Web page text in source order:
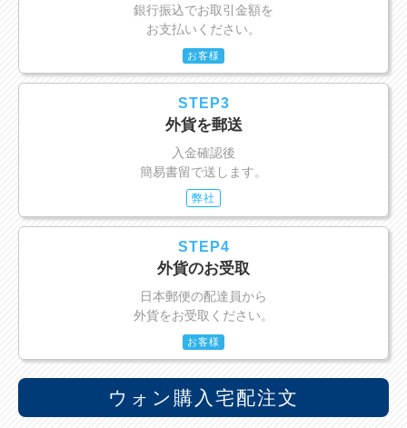
銀行振込でお取引金額を
お支払いください。
お客様
STEP3
外貨を郵送
入金確認後
簡易書留で送します。
弊社
STEP4
外貨のお受取
日本郵便の配達員から
外貨をお受取ください。
お客様
ウォン購入宅配注文